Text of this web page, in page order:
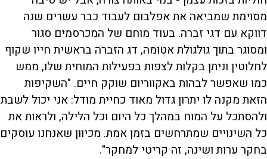
מסוימת שמביאה את אפלבום לעבוד כבר עשרים שנה
דווקא עם דגי זברה. בעוד מוחם של המכרסמים סגור
ומסוגר בתוך גולגולת אטומה, דג הזברה בראשית חייו שקוף
לחלוטין וניתן בקלות לצפות בפעילות המוחית שלו, ממש
כמו שאפשר לבהות באקווריום שוקק חיים. "השקיפות
הזאת מקנה לו יתרון גדול מאוד כחיית מודל: אני יכול לשבת
ולהסתכל על המוח במהלך כל היום וכל הלילה, ולראות את
כל השינויים שמתרחשים בזמן אמת. מכיוון שאנחנו עוסקים
בחקר ערות ושינה, זה קריטי למחקר".